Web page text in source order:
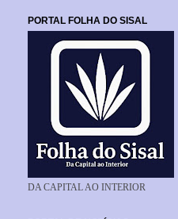
PORTAL FOLHA DO SISAL
DA CAPITAL AO INTERIOR